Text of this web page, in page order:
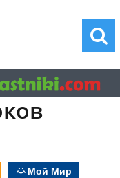
Мой Мир